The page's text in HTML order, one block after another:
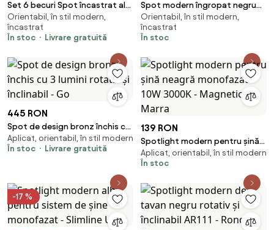
Set 6 becuri Spot încastrat alb
rotativ și înclinabil - Aliaj
Orientabil, în stil modern,
încastrat
În stoc
Livrare gratuită
Spot modern îngropat negru
rotund orientabil - Installa
Orientabil, în stil modern,
încastrat
În stoc
445 RON
Spot de design bronz închis cu
3 lumini rotativ și înclinabil - Go
Aplicat, orientabil, în stil modern
În stoc
Livrare gratuită
139 RON
Spotlight modern pentru șină
neagră monofazat 10W 3000K
- Magnetic Marra
Aplicat, orientabil, în stil modern
În stoc
-17 %